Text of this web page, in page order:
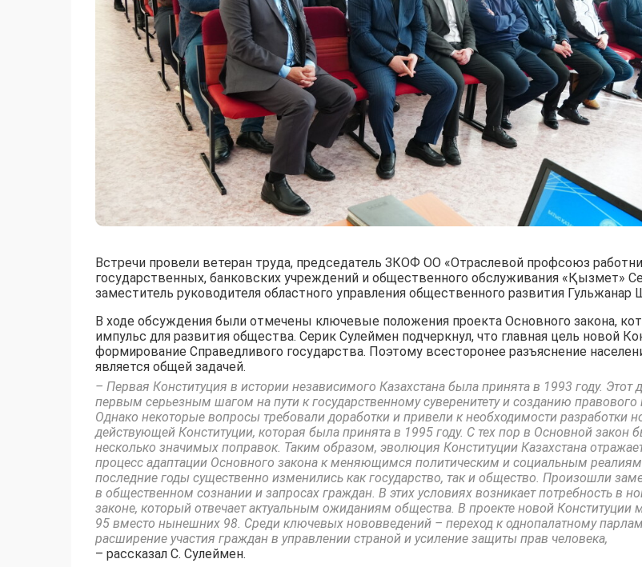
Встречи провели ветеран труда, председатель ЗКОФ ОО «Отраслевой профсоюз
государственных, банковских учреждений и общественного обслуживания «Қызмет»
заместитель руководителя областного управления общественного развития Гульжанар
В ходе обсуждения были отмечены ключевые положения проекта Основного закона,
импульс для развития общества. Серик Сулеймен подчеркнул, что главная цель новой
формирование Справедливого государства. Поэтому всесторонее разъяснение
является общей задачей.
– Первая Конституция в истории независимого Казахстана была принята в 1993 году. Этот
первым серьезным шагом на пути к государственному суверенитету и созданию правового
Однако некоторые вопросы требовали доработки и привели к необходимости разработки
действующей Конституции, которая была принята в 1995 году. С тех пор в Основной закон
несколько значимых поправок. Таким образом, эволюция Конституции Казахстана
процесс адаптации Основного закона к меняющимся политическим и социальным
последние годы существенно изменились как государство, так и общество. Произошли
в общественном сознании и запросах граждан. В этих условиях возникает потребность в
законе, который отвечает актуальным ожиданиям общества. В проекте новой Конституции
95 вместо нынешних 98. Среди ключевых нововведений – переход к однопалатному
расширение участия граждан в управлении страной и усиление защиты прав человека,
– рассказал С. Сулеймен.